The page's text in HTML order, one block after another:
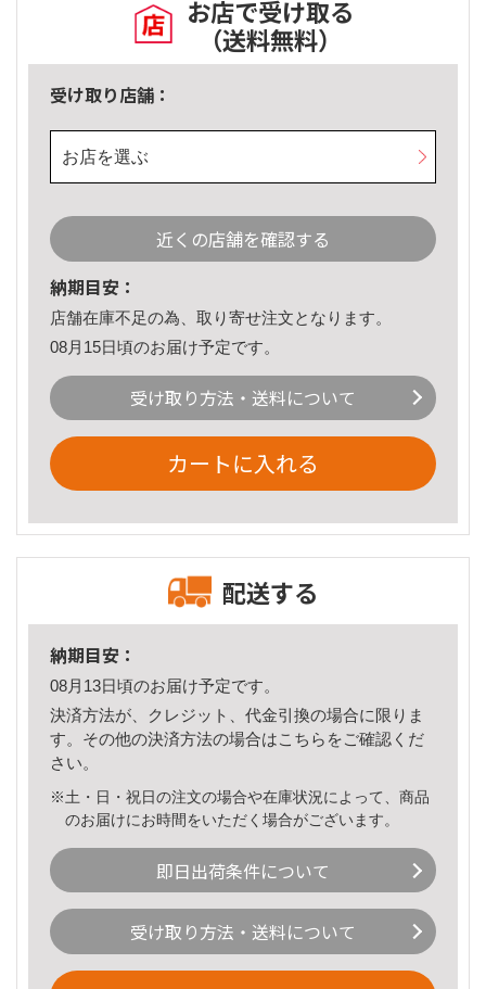
お店で受け取る
（送料無料）
受け取り店舗：
お店を選ぶ
近くの店舗を確認する
納期目安：
店舗在庫不足の為、取り寄せ注文となります。
08月15日頃のお届け予定です。
受け取り方法・送料について
カートに入れる
配送する
納期目安：
08月13日頃のお届け予定です。
決済方法が、クレジット、代金引換の場合に限りま
す。その他の決済方法の場合はこちら をご確認くだ
さい。
※土・日・祝日の注文の場合や在庫状況によって、商品
のお届けにお時間をいただく場合がございます。
即日出荷条件について
受け取り方法・送料について